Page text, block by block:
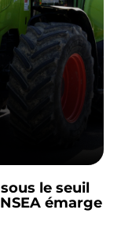
le seuil
émarge